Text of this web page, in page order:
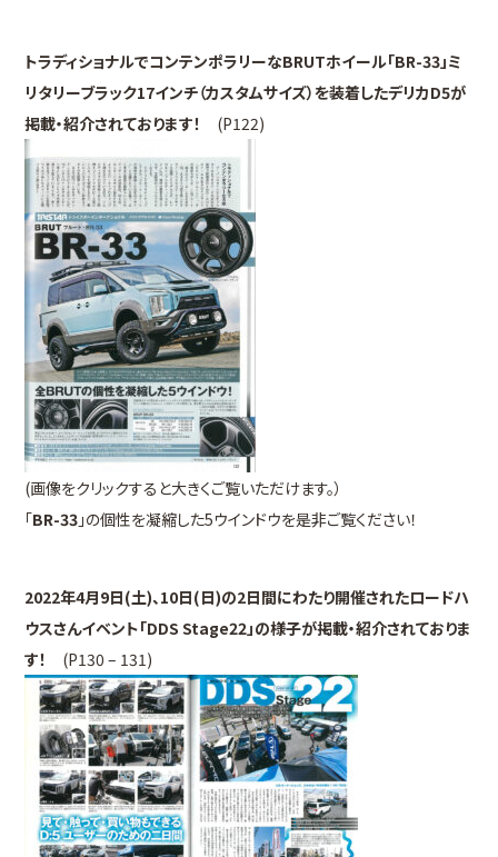
トラディショナルでコンテンポラリーなBRUTホイール「BR-33」ミ
リタリーブラック17インチ（カスタムサイズ）を装着したデリカD5が
掲載・紹介されております！
(P122)
(画像をクリックすると大きくご覧いただけます。）
「BR-33 」の個性を凝縮した5ウインドウを是非ご覧ください！
2022年4月9日(土)、10日(日)の2日間にわたり開催されたロードハ
ウスさんイベント「DDS Stage22」の様子が掲載・紹介されておりま
す！
(P130 – 131)